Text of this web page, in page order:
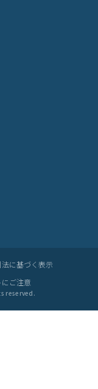
に基づく表示
ご注意
reserved.